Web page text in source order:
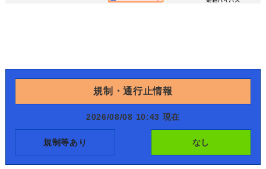
規制・通行止情報
2026/08/08 10:43 現在
規制等あり なし